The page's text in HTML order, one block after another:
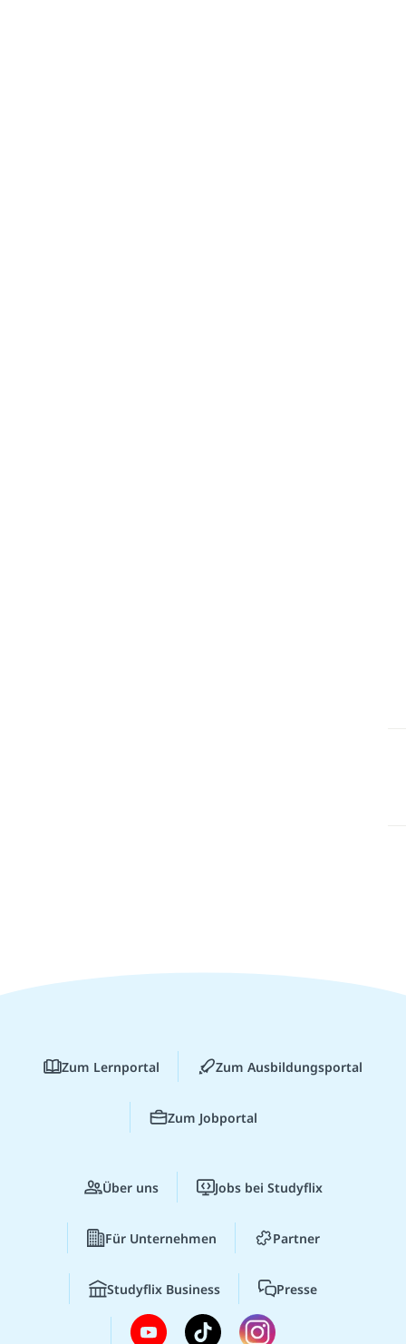
Zum Lernportal Zum Ausbildungsportal
Zum Jobportal
Über uns Jobs bei Studyflix
Für Unternehmen Partner
Studyflix Business Presse